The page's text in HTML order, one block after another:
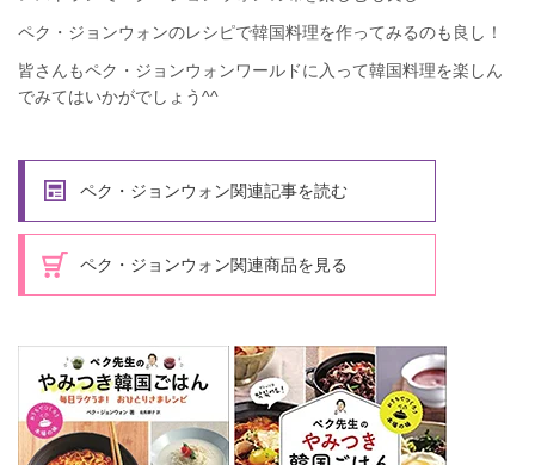
ペク・ジョンウォンのレシピで韓国料理を作ってみるのも良し！
皆さんもペク・ジョンウォンワールドに入って韓国料理を楽しん
でみてはいかがでしょう^^
ペク・ジョンウォン関連記事を読む
ペク・ジョンウォン関連商品を見る